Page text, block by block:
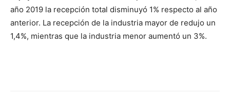
año 2019 la recepción total disminuyó 1% respecto al año
anterior. La recepción de la industria mayor de redujo un
1,4%, mientras que la industria menor aumentó un 3%.